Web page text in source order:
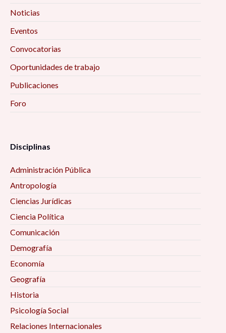
Noticias
Eventos
Convocatorias
Oportunidades de trabajo
Publicaciones
Foro
Disciplinas
Administración Pública
Antropología
Ciencias Jurídicas
Ciencia Política
Comunicación
Demografía
Economía
Geografía
Historia
Psicología Social
Relaciones Internacionales